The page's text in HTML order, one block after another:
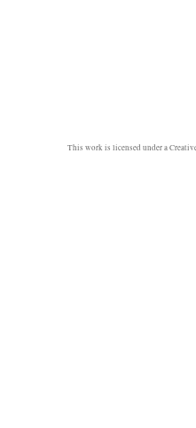
This work is licensed under a